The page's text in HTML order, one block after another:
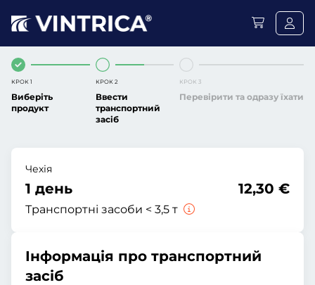
КРОК 1
Виберіть
продукт
КРОК 2
Ввести
транспортний
засіб
КРОК 3
Перевірити та одразу їхати
Чехія
1 день
Транспортні засоби < 3,5 т
12,30 €
Інформація про транспортний
засіб